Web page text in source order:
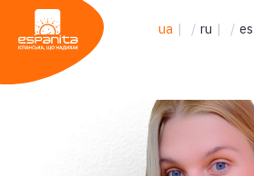
ua | / ru | / es